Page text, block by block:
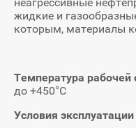
жидкие и
которым, материалы
Температура
до +450°С
Условия